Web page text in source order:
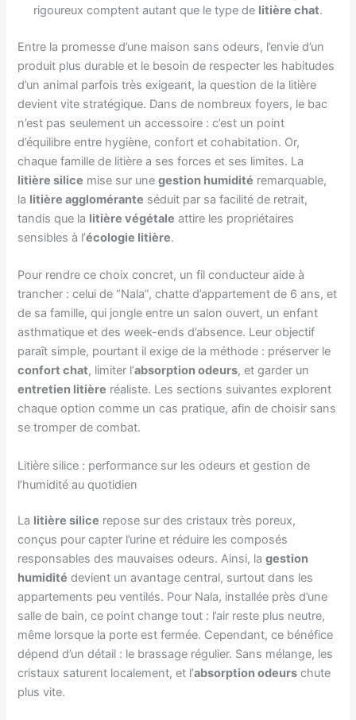
rigoureux comptent autant que le type de litière chat.
Entre la promesse d’une maison sans odeurs, l’envie d’un
produit plus durable et le besoin de respecter les habitudes
d’un animal parfois très exigeant, la question de la litière
devient vite stratégique. Dans de nombreux foyers, le bac
n’est pas seulement un accessoire : c’est un point
d’équilibre entre hygiène, confort et cohabitation. Or,
chaque famille de litière a ses forces et ses limites. La
litière silice mise sur unegestion humidité remarquable,
la litière agglomérante séduit par sa facilité de retrait,
tandis que la litière végétale attire les propriétaires
sensibles à l’écologie litière.
Pour rendre ce choix concret, un fil conducteur aide à
trancher : celui de “Nala”, chatte d’appartement de 6 ans, et
de sa famille, qui jongle entre un salon ouvert, un enfant
asthmatique et des week-ends d’absence. Leur objectif
paraît simple, pourtant il exige de la méthode : préserver le
confort chat, limiter l’absorption odeurs, et garder un
entretien litière réaliste. Les sections suivantes explorent
chaque option comme un cas pratique, afin de choisir sans
se tromper de combat.
Litière silice : performance sur les odeurs et gestion de
l’humidité au quotidien
La litière silice repose sur des cristaux très poreux,
conçus pour capter l’urine et réduire les composés
responsables des mauvaises odeurs. Ainsi, lagestion
humidité devient un avantage central, surtout dans les
appartements peu ventilés. Pour Nala, installée près d’une
salle de bain, ce point change tout : l’air reste plus neutre,
même lorsque la porte est fermée. Cependant, ce bénéfice
dépend d’un détail : le brassage régulier. Sans mélange, les
cristaux saturent localement, et l’absorption odeurs chute
plus vite.